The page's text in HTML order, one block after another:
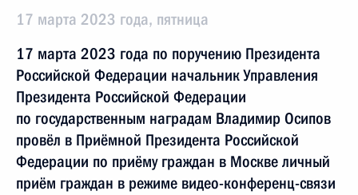
17 марта 2023 года, пятница
17 марта 2023 года по поручению Президента
Российской Федерации начальник Управления
Президента Российской Федерации
по государственным наградам Владимир Осипов
провёл в Приёмной Президента Российской
Федерации по приёму граждан в Москве личный
приём граждан в режиме видео-конференц-связи